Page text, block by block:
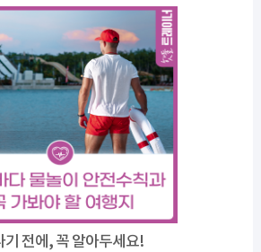
기 전에, 꼭 알아두세요!